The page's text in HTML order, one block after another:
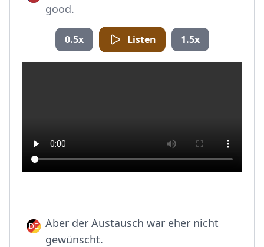
good.
0.5x Listen 1.5x
Aber der Austausch war eher nicht
gewünscht.